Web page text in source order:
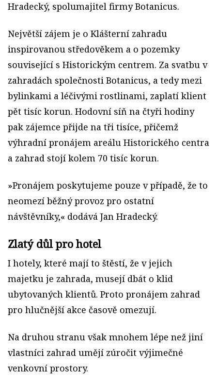
Hradecký, spolumajitel firmy Botanicus.
Největší zájem je o Klášterní zahradu
inspirovanou středověkem a o pozemky
související s Historickým centrem. Za svatbu v
zahradách společnosti Botanicus, a tedy mezi
bylinkami a léčivými rostlinami, zaplatí klient
pět tisíc korun. Hodovní síň na čtyři hodiny
pak zájemce přijde na tři tisíce, přičemž
výhradní pronájem areálu Historického centra
a zahrad stojí kolem 70 tisíc korun.
»Pronájem poskytujeme pouze v případě, že to
neomezí běžný provoz pro ostatní
návštěvníky,« dodává Jan Hradecký.
Zlatý důl pro hotel
I hotely, které mají to štěstí, že v jejich
majetku je zahrada, musejí dbát o klid
ubytovaných klientů. Proto pronájem zahrad
pro hlučnější akce časově omezují.
Na druhou stranu však mnohem lépe než jiní
vlastníci zahrad umějí zúročit výjimečné
venkovní prostory.